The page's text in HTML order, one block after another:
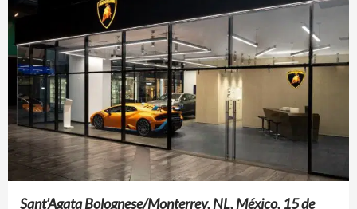
Sant’Agata Bolognese/Monterrey, NL, México, 15 de